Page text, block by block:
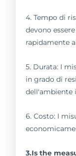
4. Tempo di
devono
rapidamente
5. Durata: I
in grado di
dell'ambiente
6. Costo: I
3.Is the